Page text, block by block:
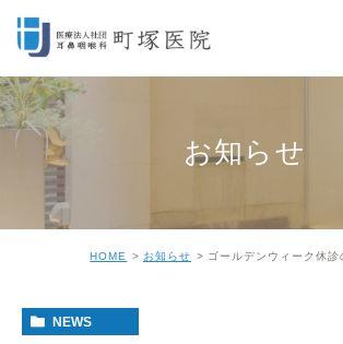
お知らせ
HOME お知らせ ゴールデンウィーク休診
NEWS